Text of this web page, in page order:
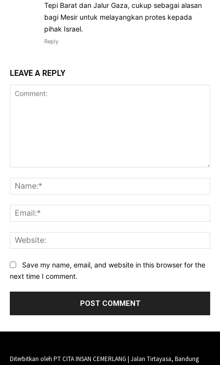
Tepi Barat dan Jalur Gaza, cukup sebagai alasan
bagi Mesir untuk melayangkan protes kepada
pihak Israel.
Reply
LEAVE A REPLY
Save my name, email, and website in this browser for the
next time I comment.
Diterbitkan oleh PT CITA INSAN CEMERLANG | Jalan Tirtayasa, Bandung